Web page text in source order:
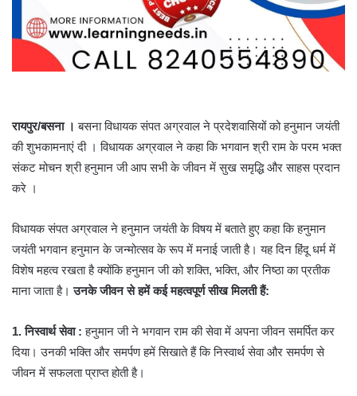
रायपुर/बसना । बसना विधायक संपत अग्रवाल ने प्रदेशवासियों को हनुमान जयंती
की शुभकामनाएं दी । विधायक अग्रवाल ने कहा कि भगवान श्री राम के परम भक्त
संकट मोचन श्री हनुमान जी आप सभी के जीवन में सुख समृद्धि और साहस प्रदान
करे ।
विधायक संपत अग्रवाल ने हनुमान जयंती के विषय में बताते हुए कहा कि हनुमान
जयंती भगवान हनुमान के जन्मोत्सव के रूप में मनाई जाती है। यह दिन हिंदू धर्म में
विशेष महत्व रखता है क्योंकि हनुमान जी को शक्ति, भक्ति, और निष्ठा का प्रतीक
माना जाता है।उनके जीवन से हमें कई महत्वपूर्ण सीख मिलती हैं:
1. निस्वार्थ सेवा : हनुमान जी ने भगवान राम की सेवा में अपना जीवन समर्पित कर
दिया। उनकी भक्ति और समर्पण हमें सिखाते हैं कि निस्वार्थ सेवा और समर्पण से
जीवन में सफलता प्राप्त होती है।